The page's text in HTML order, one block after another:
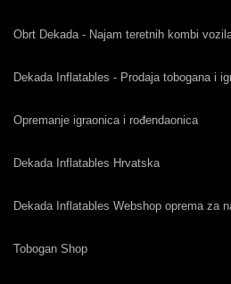
Obrt Dekada - Najam teretnih kombi
Dekada Inflatables - Prodaja tobogana i
Opremanje igraonica i rođendaonica
Dekada Inflatables Hrvatska
Dekada Inflatables Webshop oprema za
Tobogan Shop